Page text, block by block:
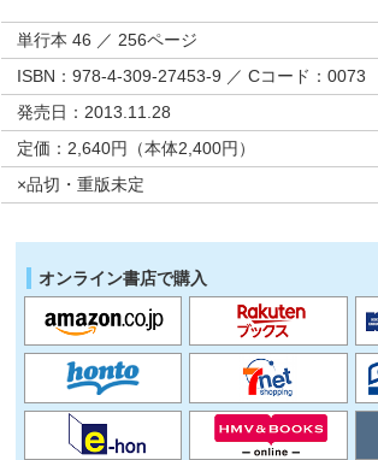
単行本 46 ／ 256ページ
ISBN：978-4-309-27453-9 ／ Cコード：0073
発売日：2013.11.28
定価：2,640円（本体2,400円）
×品切・重版未定
オンライン書店で購入